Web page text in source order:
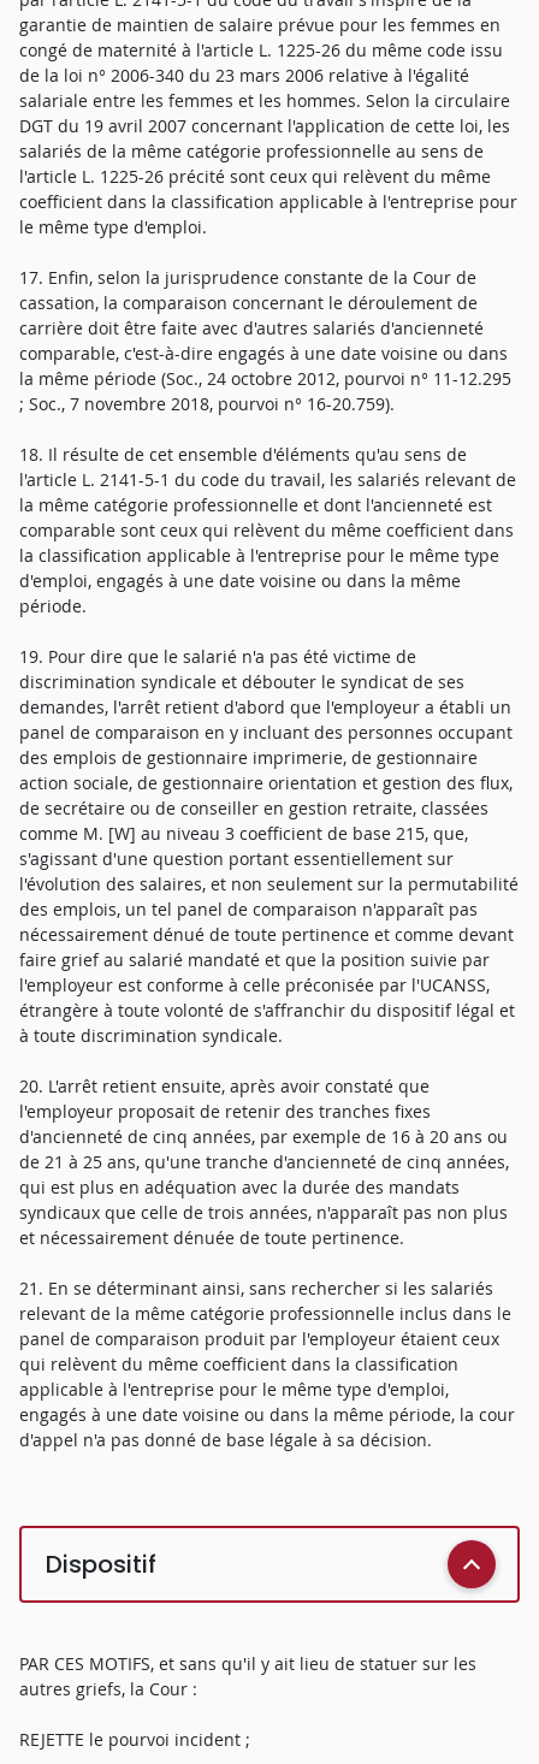
garantie de maintien de salaire prévue pour les femmes en
congé de maternité à l'article L. 1225-26 du même code issu
de la loi n° 2006-340 du 23 mars 2006 relative à l'égalité
salariale entre les femmes et les hommes. Selon la circulaire
DGT du 19 avril 2007 concernant l'application de cette loi, les
salariés de la même catégorie professionnelle au sens de
l'article L. 1225-26 précité sont ceux qui relèvent du même
coefficient dans la classification applicable à l'entreprise pour
le même type d'emploi.
17. Enfin, selon la jurisprudence constante de la Cour de
cassation, la comparaison concernant le déroulement de
carrière doit être faite avec d'autres salariés d'ancienneté
comparable, c'est-à-dire engagés à une date voisine ou dans
la même période (Soc., 24 octobre 2012, pourvoi n° 11-12.295
; Soc., 7 novembre 2018, pourvoi n° 16-20.759).
18. Il résulte de cet ensemble d'éléments qu'au sens de
l'article L. 2141-5-1 du code du travail, les salariés relevant de
la même catégorie professionnelle et dont l'ancienneté est
comparable sont ceux qui relèvent du même coefficient dans
la classification applicable à l'entreprise pour le même type
d'emploi, engagés à une date voisine ou dans la même
période.
19. Pour dire que le salarié n'a pas été victime de
discrimination syndicale et débouter le syndicat de ses
demandes, l'arrêt retient d'abord que l'employeur a établi un
panel de comparaison en y incluant des personnes occupant
des emplois de gestionnaire imprimerie, de gestionnaire
action sociale, de gestionnaire orientation et gestion des flux,
de secrétaire ou de conseiller en gestion retraite, classées
comme M. [W] au niveau 3 coefficient de base 215, que,
s'agissant d'une question portant essentiellement sur
l'évolution des salaires, et non seulement sur la permutabilité
des emplois, un tel panel de comparaison n'apparaît pas
nécessairement dénué de toute pertinence et comme devant
faire grief au salarié mandaté et que la position suivie par
l'employeur est conforme à celle préconisée par l'UCANSS,
étrangère à toute volonté de s'affranchir du dispositif légal et
à toute discrimination syndicale.
20. L'arrêt retient ensuite, après avoir constaté que
l'employeur proposait de retenir des tranches fixes
d'ancienneté de cinq années, par exemple de 16 à 20 ans ou
de 21 à 25 ans, qu'une tranche d'ancienneté de cinq années,
qui est plus en adéquation avec la durée des mandats
syndicaux que celle de trois années, n'apparaît pas non plus
et nécessairement dénuée de toute pertinence.
21. En se déterminant ainsi, sans rechercher si les salariés
relevant de la même catégorie professionnelle inclus dans le
panel de comparaison produit par l'employeur étaient ceux
qui relèvent du même coefficient dans la classification
applicable à l'entreprise pour le même type d'emploi,
engagés à une date voisine ou dans la même période, la cour
d'appel n'a pas donné de base légale à sa décision.
Dispositif
PAR CES MOTIFS, et sans qu'il y ait lieu de statuer sur les
autres griefs, la Cour :
REJETTE le pourvoi incident ;